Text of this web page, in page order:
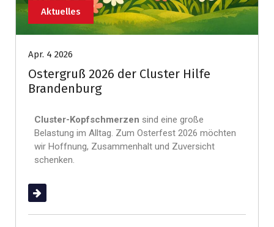
Aktuelles
Apr. 4 2026
Ostergruß 2026 der Cluster Hilfe
Brandenburg
Cluster-Kopfschmerzen sind eine große
Belastung im Alltag. Zum Osterfest 2026 möchten
wir Hoffnung, Zusammenhalt und Zuversicht
schenken.
(mehr …)